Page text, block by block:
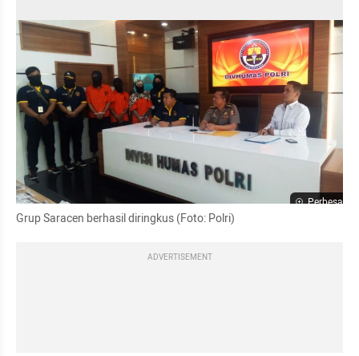
Perbesar
Grup Saracen berhasil diringkus (Foto: Polri)
ADVERTISEMENT